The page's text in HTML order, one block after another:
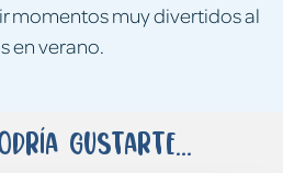
momentos muy divertidos al
en verano.
gustarte...